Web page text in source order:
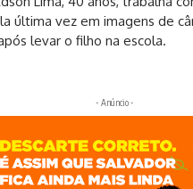
última vez em imagens de
levar o filho na escola.
- Anúncio -